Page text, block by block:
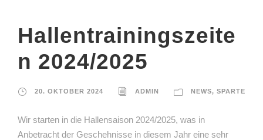
Hallentrainingszeite
n 2024/2025
20. OKTOBER 2024 ADMIN NEWS, SPARTE
Wir starten in die Hallensaison 2024/2025, was in
Anbetracht der Geschehnisse in diesem Jahr eine sehr